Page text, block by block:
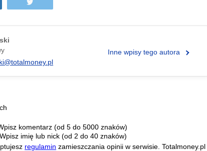
Inne wpisy tego autora
komentarz (od 5 do 5000 znaków)
Wpisz imię lub nick (od 2 do 40 znaków)
regulamin zamieszczania opinii w serwisie. Totalmoney.pl